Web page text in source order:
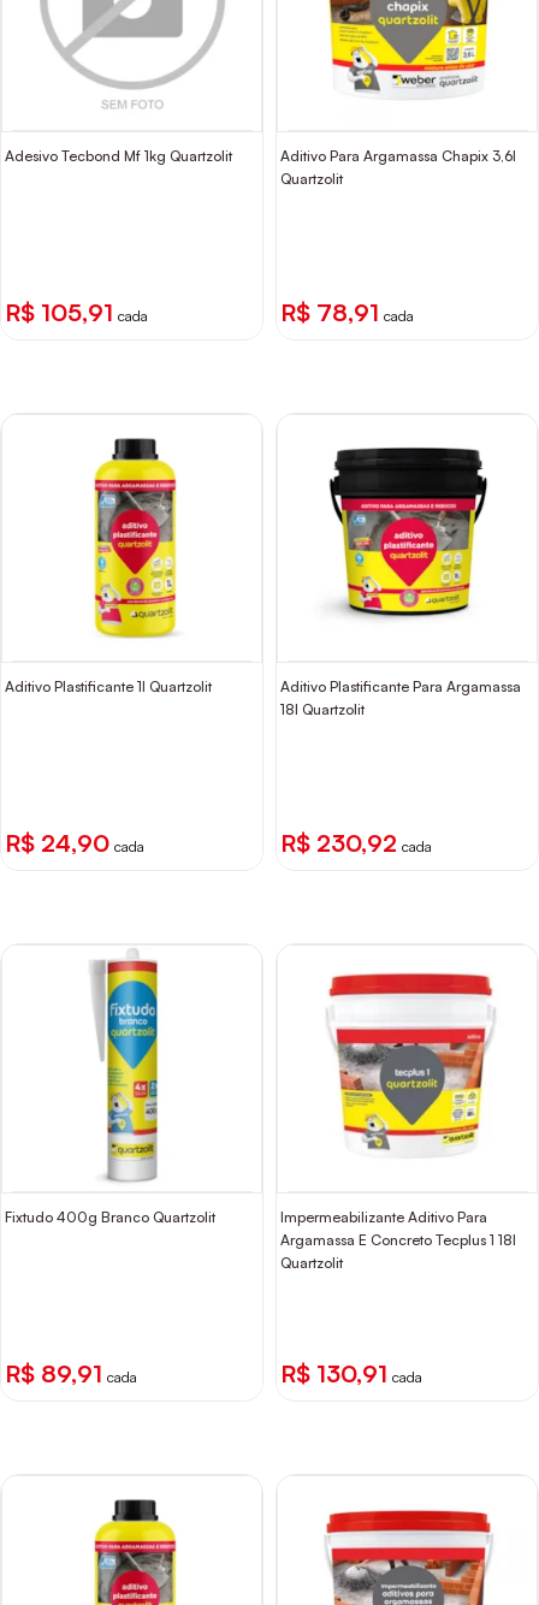
Adesivo Tecbond Mf 1kg Quartzolit
R$ 105,91 cada
Aditivo Para Argamassa Chapix 3,6l
Quartzolit
R$ 78,91 cada
Aditivo Plastificante 1l Quartzolit
R$ 24,90 cada
Aditivo Plastificante Para Argamassa
18l Quartzolit
R$ 230,92 cada
Fixtudo 400g Branco Quartzolit
R$ 89,91 cada
Impermeabilizante Aditivo Para
Argamassa E Concreto Tecplus 1 18l
Quartzolit
R$ 130,91 cada